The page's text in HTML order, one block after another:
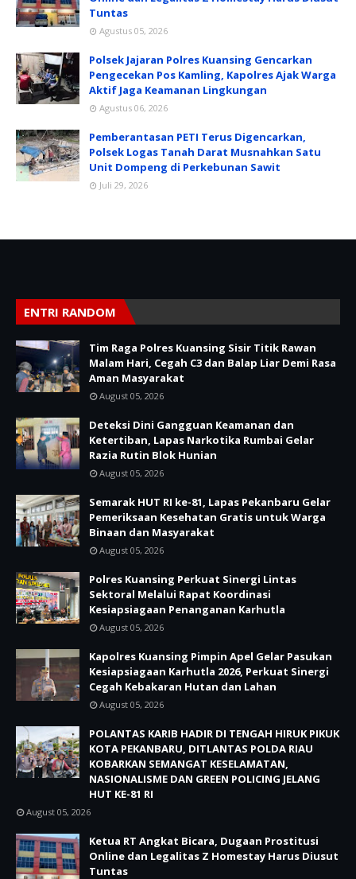
Tuntas
Agustus 05, 2026
Polsek Jajaran Polres Kuansing Gencarkan
Pengecekan Pos Kamling, Kapolres Ajak Warga
Aktif Jaga Keamanan Lingkungan
Agustus 06, 2026
Pemberantasan PETI Terus Digencarkan,
Polsek Logas Tanah Darat Musnahkan Satu
Unit Dompeng di Perkebunan Sawit
Juli 29, 2026
ENTRI RANDOM
Tim Raga Polres Kuansing Sisir Titik Rawan
Malam Hari, Cegah C3 dan Balap Liar Demi Rasa
Aman Masyarakat
August 05, 2026
Deteksi Dini Gangguan Keamanan dan
Ketertiban, Lapas Narkotika Rumbai Gelar
Razia Rutin Blok Hunian
August 05, 2026
Semarak HUT RI ke-81, Lapas Pekanbaru Gelar
Pemeriksaan Kesehatan Gratis untuk Warga
Binaan dan Masyarakat
August 05, 2026
Polres Kuansing Perkuat Sinergi Lintas
Sektoral Melalui Rapat Koordinasi
Kesiapsiagaan Penanganan Karhutla
August 05, 2026
Kapolres Kuansing Pimpin Apel Gelar Pasukan
Kesiapsiagaan Karhutla 2026, Perkuat Sinergi
Cegah Kebakaran Hutan dan Lahan
August 05, 2026
POLANTAS KARIB HADIR DI TENGAH HIRUK PIKUK
KOTA PEKANBARU, DITLANTAS POLDA RIAU
KOBARKAN SEMANGAT KESELAMATAN,
NASIONALISME DAN GREEN POLICING JELANG
HUT KE-81 RI
August 05, 2026
Ketua RT Angkat Bicara, Dugaan Prostitusi
Online dan Legalitas Z Homestay Harus Diusut
Tuntas